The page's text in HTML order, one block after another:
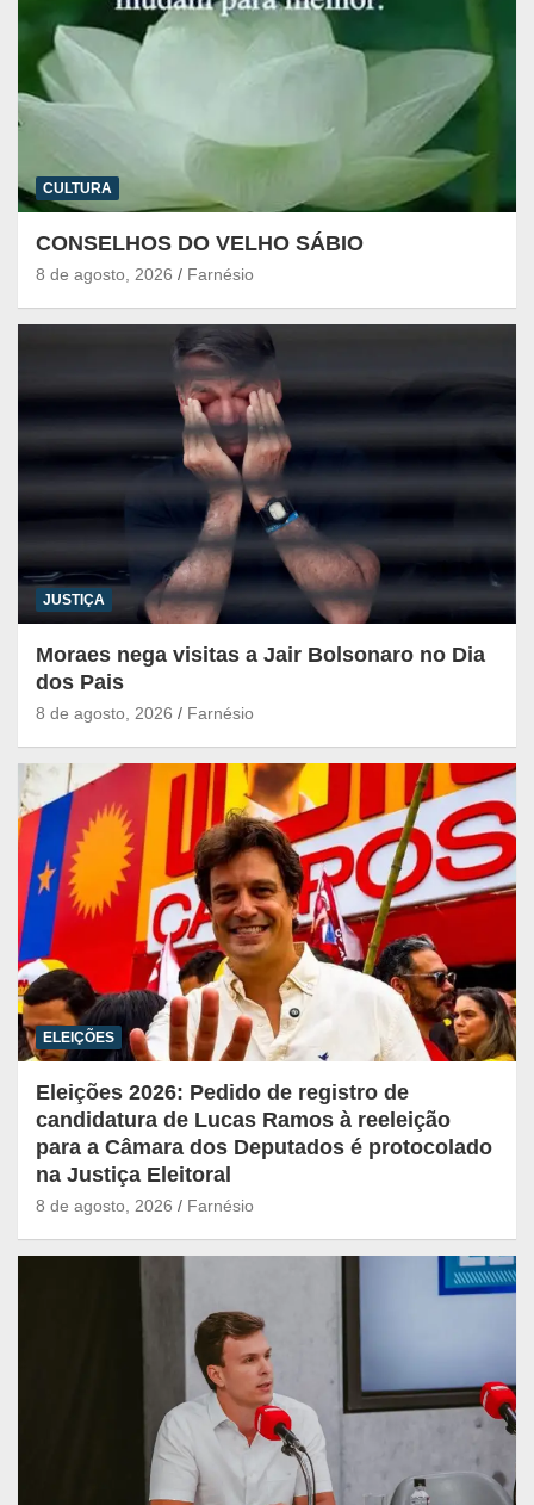
CULTURA
CONSELHOS DO VELHO SÁBIO
8 de agosto, 2026 Farnésio
JUSTIÇA
Moraes nega visitas a Jair Bolsonaro no Dia
dos Pais
8 de agosto, 2026 Farnésio
ELEIÇÕES
Eleições 2026: Pedido de registro de
candidatura de Lucas Ramos à reeleição
para a Câmara dos Deputados é protocolado
na Justiça Eleitoral
8 de agosto, 2026 Farnésio